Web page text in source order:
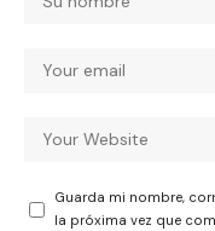
Guarda mi nombre,
la próxima vez que